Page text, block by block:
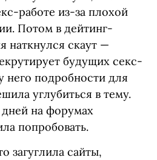
работе из-за плохой
Потом в дейтинг-
наткнулся скаут —
будущих секс-
него подробности для
углубиться в тему.
на форумах
попробовать.
загуглила сайты,